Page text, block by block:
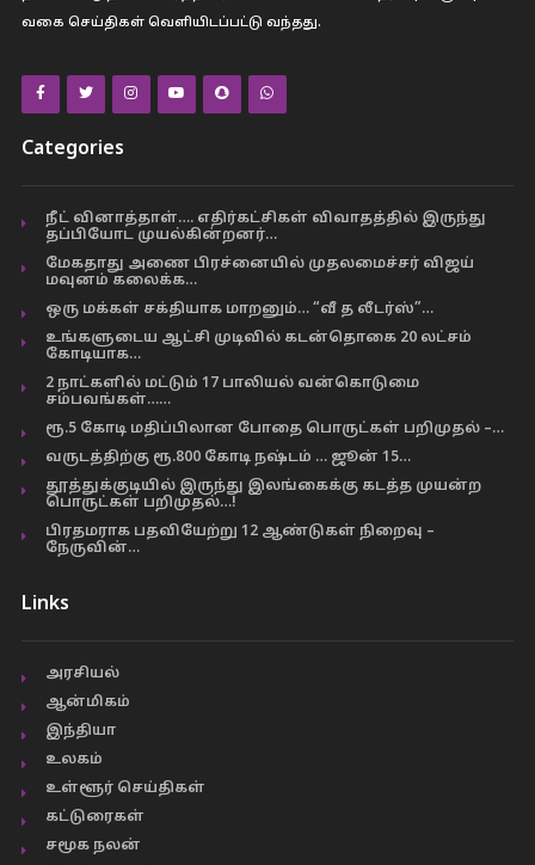
வகை செய்திகள் வெளியிடப்பட்டு வந்தது.
Categories
நீட் வினாத்தாள்…. எதிர்கட்சிகள் விவாதத்தில் இருந்து
தப்பியோட முயல்கின்றனர்…
மேகதாது அணை பிரச்னையில் முதலமைச்சர் விஜய்
மவுனம் கலைக்க…
ஒரு மக்கள் சக்தியாக மாறனும்… “வீ த லீடர்ஸ்”…
உங்களுடைய ஆட்சி முடிவில் கடன்தொகை 20 லட்சம்
கோடியாக…
2 நாட்களில் மட்டும் 17 பாலியல் வன்கொடுமை
சம்பவங்கள்……
ரூ.5 கோடி மதிப்பிலான போதை பொருட்கள் பறிமுதல் –…
வருடத்திற்கு ரூ.800 கோடி நஷ்டம் … ஜூன் 15…
தூத்துக்குடியில் இருந்து இலங்கைக்கு கடத்த முயன்ற
பொருட்கள் பறிமுதல்…!
பிரதமராக பதவியேற்று 12 ஆண்டுகள் நிறைவு –
நேருவின்…
Links
அரசியல்
ஆன்மிகம்
இந்தியா
உலகம்
உள்ளூர் செய்திகள்
கட்டுரைகள்
சமூக நலன்